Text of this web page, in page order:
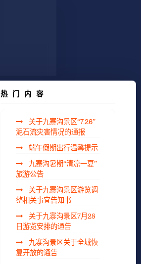
热门内容
关于九寨沟景区“7.26”
泥石流灾害情况的通报
端午假期出行温馨提示
九寨沟暑期“清凉一夏”
旅游公告
关于九寨沟景区游览调
整相关事宜告知书
关于九寨沟景区7月28
日游览安排的通告
九寨沟景区关于全域恢
复开放的通告